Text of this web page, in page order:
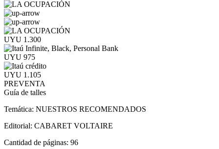
UYU 1.300
UYU 975
UYU 1.105
PREVENTA
Guía de talles
Temática: NUESTROS RECOMENDADOS
Editorial: CABARET VOLTAIRE
Cantidad de páginas: 96